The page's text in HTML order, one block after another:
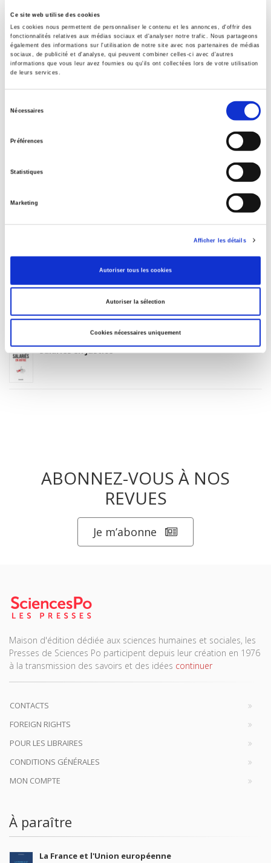
Ce site web utilise des cookies
Les cookies nous permettent de personnaliser le contenu et les annonces, d'offrir des
fonctionnalités relatives aux médias sociaux et d'analyser notre trafic. Nous partageons
également des informations sur l'utilisation de notre site avec nos partenaires de médias
sociaux, de publicité et d'analyse, qui peuvent combiner celles-ci avec d'autres
informations que vous leur avez fournies ou qu'ils ont collectées lors de votre utilisation
de leurs services.
Nécessaires
Préférences
Statistiques
Marketing
Afficher les détails
Autoriser tous les cookies
Autoriser la sélection
Cookies nécessaires uniquement
3283 SCIENCES POLITIQUES
Date de première publication du titre
14 juin 2010
Code Identifiant de classement sujet
Classification thématique Thema: Politique et gouvernement
Monographie
Index, Index, Bibliographie, Bibliographie
anglais
Titresliés
Parents en quête de droits
Salariés en justice
ABONNEZ-VOUS À NOS
REVUES
Je m’abonne
Maison d'édition dédiée aux sciences humaines et sociales, les
Presses de Sciences Po participent depuis leur création en 1976
à la transmission des savoirs et des idées continuer
CONTACTS
FOREIGN RIGHTS
POUR LES LIBRAIRES
CONDITIONS GÉNÉRALES
MON COMPTE
À paraître
La France et l'Union européenne